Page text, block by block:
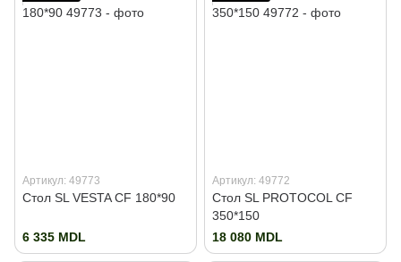
Артикул: 49773
Стол SL VESTA CF 180*90
6 335 MDL
Артикул: 49772
Стол SL PROTOCOL CF
350*150
18 080 MDL